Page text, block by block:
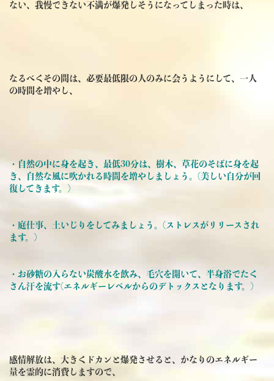
ない、我慢できない不満が爆発しそうになってしまった時は、
なるべくその間は、必要最低限の人のみに会うようにして、一人
の時間を増やし、
・自然の中に身を起き、最低30分は、樹木、草花のそばに身を起
き、自然な風に吹かれる時間を増やしましょう。(美しい自分が回
復してきます。)
・庭仕事、土いじりをしてみましょう。(ストレスがリリースされ
ます。)
・お砂糖の入らない炭酸水を飲み、毛穴を開いて、半身浴でたく
さん汗を流す(エネルギーレベルからのデトックスとなります。)
感情解放は、大きくドカンと爆発させると、かなりのエネルギー
量を霊的に消費しますので、